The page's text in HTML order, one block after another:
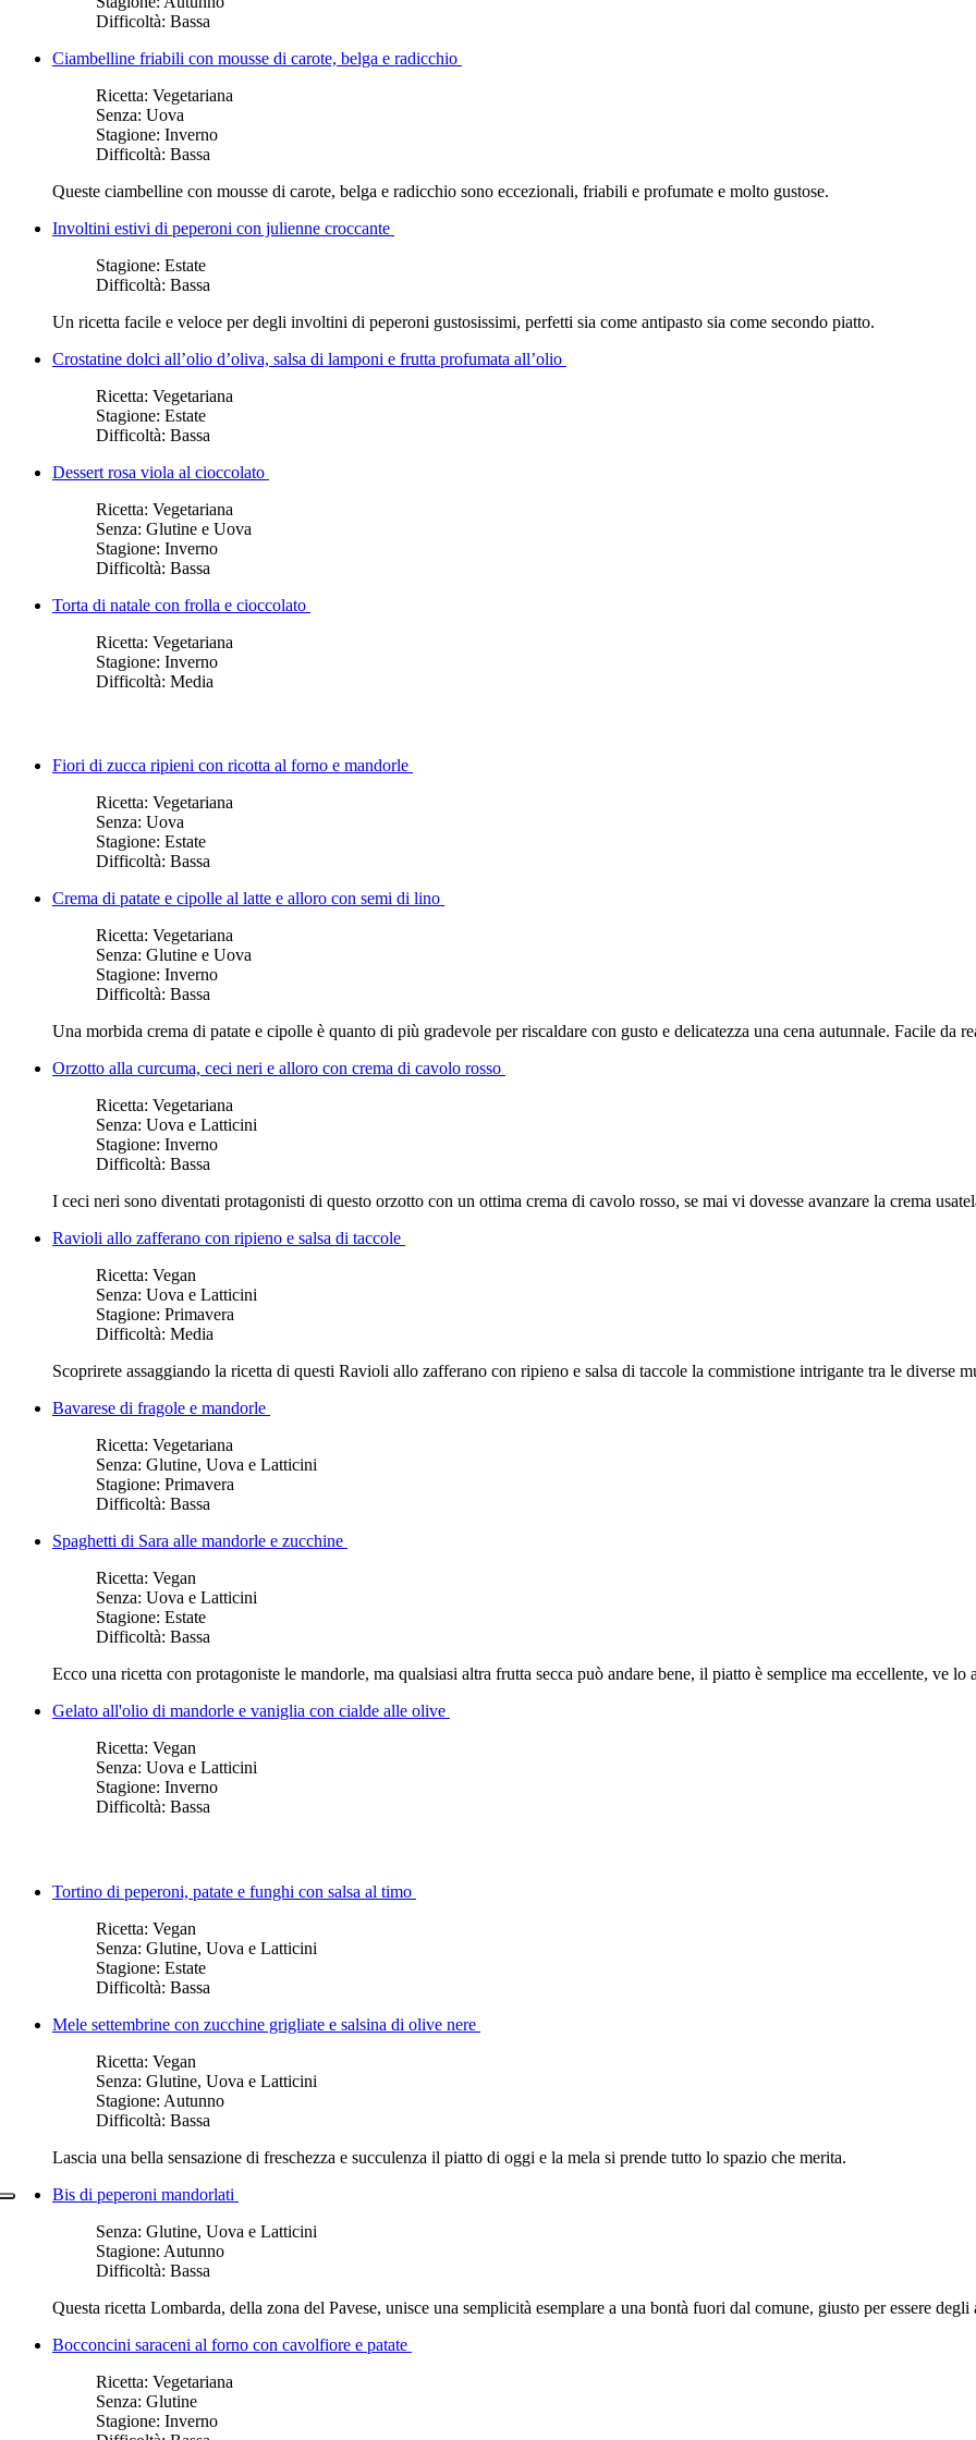
Difficoltà: Bassa
Ciambelline friabili con mousse di carote, belga e radicchio
Ricetta: Vegetariana
Senza: Uova
Stagione: Inverno
Difficoltà: Bassa
Queste ciambelline con mousse di carote, belga e radicchio sono eccezionali, friabili e profumate e molto gustose.
Involtini estivi di peperoni con julienne croccante
Stagione: Estate
Difficoltà: Bassa
Un ricetta facile e veloce per degli involtini di peperoni gustosissimi, perfetti sia come antipasto sia come secondo piatto.
Crostatine dolci all’olio d’oliva, salsa di lamponi e frutta profumata all’olio
Ricetta: Vegetariana
Stagione: Estate
Difficoltà: Bassa
Dessert rosa viola al cioccolato
Ricetta: Vegetariana
Senza: Glutine e Uova
Stagione: Inverno
Difficoltà: Bassa
Torta di natale con frolla e cioccolato
Ricetta: Vegetariana
Stagione: Inverno
Difficoltà: Media
Fiori di zucca ripieni con ricotta al forno e mandorle
Ricetta: Vegetariana
Senza: Uova
Stagione: Estate
Difficoltà: Bassa
Crema di patate e cipolle al latte e alloro con semi di lino
Ricetta: Vegetariana
Senza: Glutine e Uova
Stagione: Inverno
Difficoltà: Bassa
Una morbida crema di patate e cipolle è quanto di più gradevole per riscaldare con gusto e delicatezza una cena autunnale. Facile da
Orzotto alla curcuma, ceci neri e alloro con crema di cavolo rosso
Ricetta: Vegetariana
Senza: Uova e Latticini
Stagione: Inverno
Difficoltà: Bassa
I ceci neri sono diventati protagonisti di questo orzotto con un ottima crema di cavolo rosso, se mai vi dovesse avanzare la crema
Ravioli allo zafferano con ripieno e salsa di taccole
Ricetta: Vegan
Senza: Uova e Latticini
Stagione: Primavera
Difficoltà: Media
Scoprirete assaggiando la ricetta di questi Ravioli allo zafferano con ripieno e salsa di taccole la commistione intrigante tra le diverse
Bavarese di fragole e mandorle
Ricetta: Vegetariana
Senza: Glutine, Uova e Latticini
Stagione: Primavera
Difficoltà: Bassa
Spaghetti di Sara alle mandorle e zucchine
Ricetta: Vegan
Senza: Uova e Latticini
Stagione: Estate
Difficoltà: Bassa
Ecco una ricetta con protagoniste le mandorle, ma qualsiasi altra frutta secca può andare bene, il piatto è semplice ma eccellente, ve lo
Gelato all'olio di mandorle e vaniglia con cialde alle olive
Ricetta: Vegan
Senza: Uova e Latticini
Stagione: Inverno
Difficoltà: Bassa
Tortino di peperoni, patate e funghi con salsa al timo
Ricetta: Vegan
Senza: Glutine, Uova e Latticini
Stagione: Estate
Difficoltà: Bassa
Mele settembrine con zucchine grigliate e salsina di olive nere
Ricetta: Vegan
Senza: Glutine, Uova e Latticini
Stagione: Autunno
Difficoltà: Bassa
Lascia una bella sensazione di freschezza e succulenza il piatto di oggi e la mela si prende tutto lo spazio che merita.
Bis di peperoni mandorlati
Senza: Glutine, Uova e Latticini
Stagione: Autunno
Difficoltà: Bassa
Questa ricetta Lombarda, della zona del Pavese, unisce una semplicità esemplare a una bontà fuori dal comune, giusto per essere
Bocconcini saraceni al forno con cavolfiore e patate
Ricetta: Vegetariana
Senza: Glutine
Stagione: Inverno